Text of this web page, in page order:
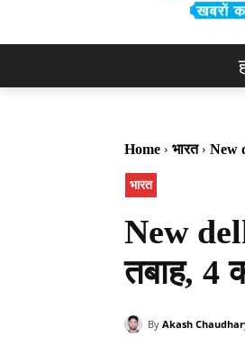
Home भारत New
भारत
New
तबाह, 4
By Akash